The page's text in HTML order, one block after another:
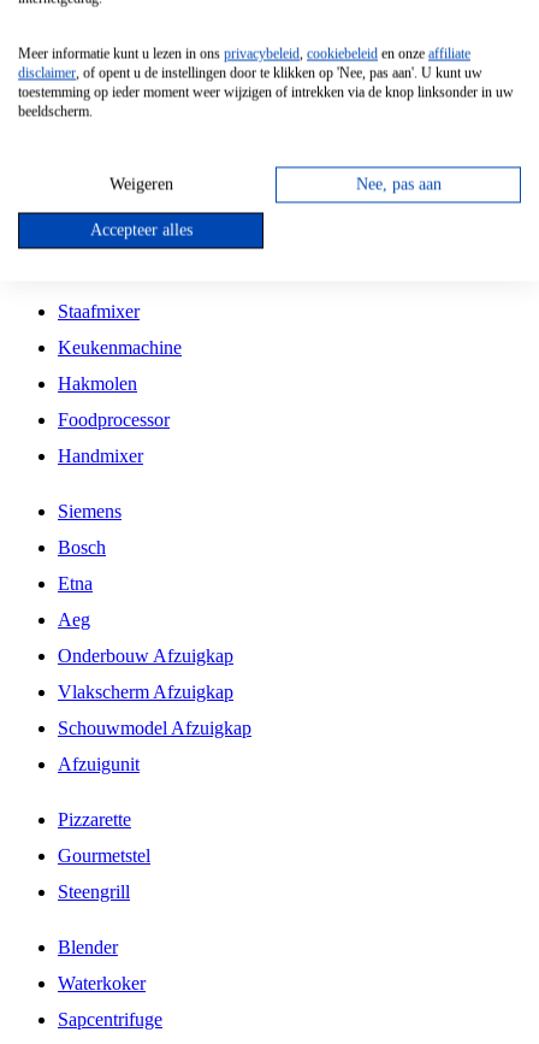
Vrijstaande Magnetron
Vrijstaande Kookplaat
Inbouw Gaskookplaat
Inbouw Keramische Kookplaat
Kookplaat Accessoires
Staafmixer
Keukenmachine
Hakmolen
Foodprocessor
Handmixer
Siemens
Bosch
Etna
Aeg
Onderbouw Afzuigkap
Vlakscherm Afzuigkap
Schouwmodel Afzuigkap
Afzuigunit
Pizzarette
Gourmetstel
Steengrill
Blender
Waterkoker
Sapcentrifuge
Meer informatie kunt u lezen in ons privacybeleid, cookiebeleid en onze affiliate
disclaimer, of opent u de instellingen door te klikken op 'Nee, pas aan'. U kunt uw
toestemming op ieder moment weer wijzigen of intrekken via de knop linksonder in uw
beeldscherm.
Weigeren Nee, pas aan
Accepteer alles